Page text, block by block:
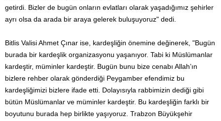
getirdi. Bizler de bugün onların evlatları olarak yaşadığımız şehirler
ayrı olsa da arada bir araya gelerek buluşuyoruz" dedi.
Bitlis Valisi Ahmet Çınar ise, kardeşliğin önemine değinerek, "Bugün
burada bir kardeşlik organizasyonu yaşanıyor. Tabi ki Müslümanlar
kardeştir, müminler kardeştir. Bugün bunu bize cenabı Allah’ın
bizlere rehber olarak gönderdiği Peygamber efendimiz bu
kardeşliğimizi bizlere ifade etti. Dolayısıyla rabbimizin dediği gibi
bütün Müslümanlar ve müminler kardeştir. Bu kardeşliğin farklı bir
boyutunu burada hep birlikte yaşıyoruz. Trabzon Büyükşehir